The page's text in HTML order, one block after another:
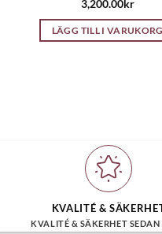
3,200.00kr
LÄGG TILL I VARUKORG
KVALITÉ &
KVALITÉ & SÄKERHET SEDAN